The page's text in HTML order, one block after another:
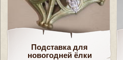
Подставка для
новогодней ёлки